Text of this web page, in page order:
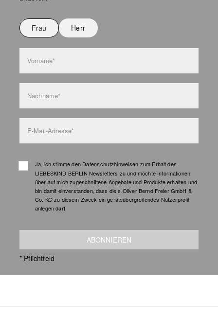
Nicht waschen
Frau Herr
Vorname*
Nachname*
E-Mail-Adresse*
Ja, ich stimme den Datenschutzhinweisen zum Erhalt des
LIEBESKIND BERLIN Newsletters zu und möchte Informationen
über auf mich zugeschnittene Angebote und Produkte erhalten und
bin damit einverstanden, dass die s.Oliver Bernd Freier GmbH &
Co. KG zu diesem Zweck ein geräteübergreifendes Nutzerprofil
anlegen darf.
ABONNIEREN
* Pflichtfeld